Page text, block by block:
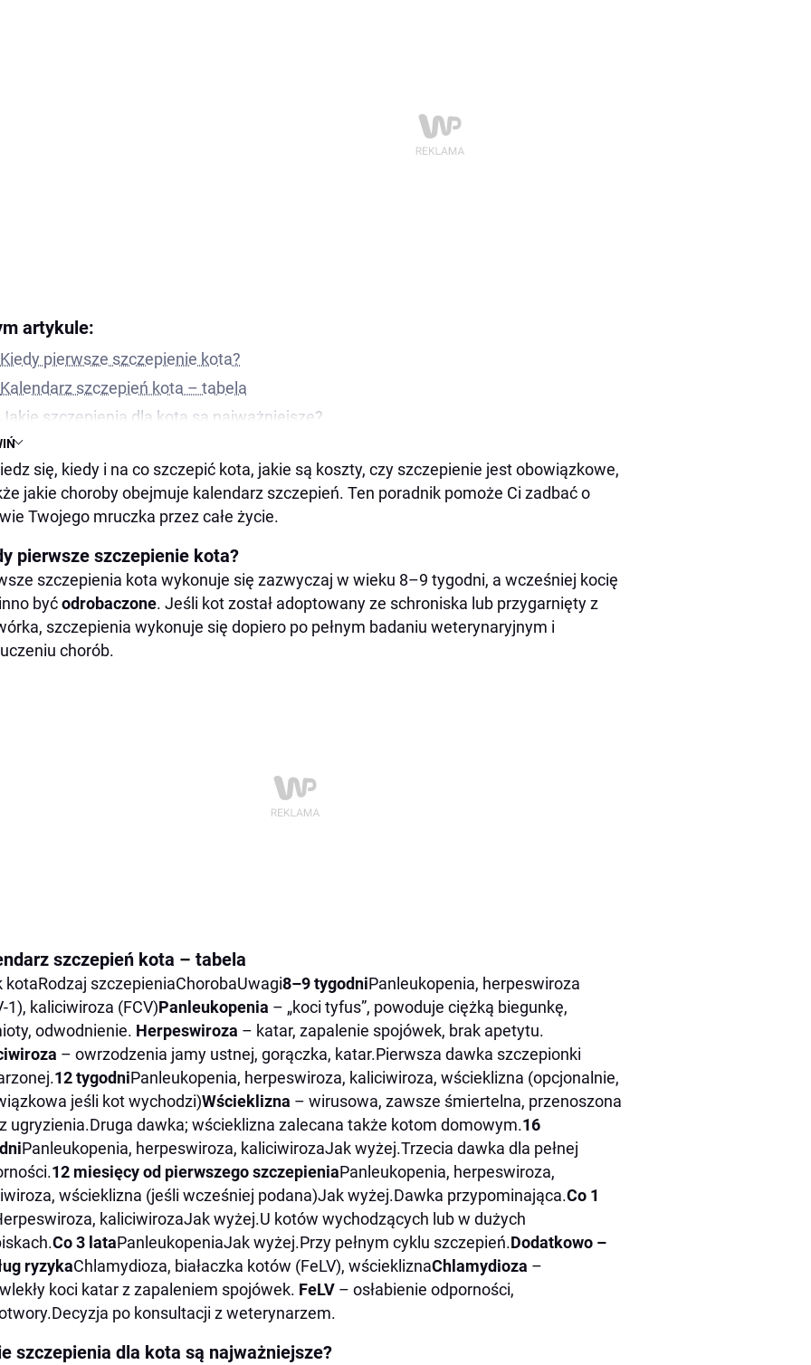
artykule:
Kiedy pierwsze szczepienie kota?
Kalendarz szczepień kota – tabela
Jakie szczepienia dla kota są najważniejsze?
Szczepienie kota na wściekliznę
Szczepienie kota na białaczkę (FeLV)
Szczepienie kota na chlamydiozę
Szczepienie kota na białaczkę (FeLV)
Koszt szczepień kota
Przygotowanie kota do szczepienia
Skutki uboczne szczepień u kota
się, kiedy i na co szczepić kota, jakie są koszty, czy szczepienie jest obowiązkowe,
jakie choroby obejmuje kalendarz szczepień. Ten poradnik pomoże Ci zadbać o
Twojego mruczka przez całe życie.
pierwsze szczepienie kota?
szczepienia kota wykonuje się zazwyczaj w wieku 8–9 tygodni, a wcześniej kocię
byćodrobaczone. Jeśli kot został adoptowany ze schroniska lub przygarnięty z
szczepienia wykonuje się dopiero po pełnym badaniu weterynaryjnym i
chorób.
szczepień kota – tabela
kotaRodzaj szczepieniaChorobaUwagi8–9 tygodniPanleukopenia, herpeswiroza
1), kaliciwiroza (FCV)Panleukopenia – „koci tyfus”, powoduje ciężką biegunkę,
odwodnienie. Herpeswiroza – katar, zapalenie spojówek, brak apetytu.
– owrzodzenia jamy ustnej, gorączka, katar.Pierwsza dawka szczepionki
12 tygodniPanleukopenia, herpeswiroza, kaliciwiroza, wścieklizna (opcjonalnie,
jeśli kot wychodzi)Wścieklizna – wirusowa, zawsze śmiertelna, przenoszona
ugryzienia.Druga dawka; wścieklizna zalecana także kotom domowym.16
Panleukopenia, herpeswiroza, kaliciwirozaJak wyżej.Trzecia dawka dla pełnej
12 miesięcy od pierwszego szczepieniaPanleukopenia, herpeswiroza,
wścieklizna (jeśli wcześniej podana)Jak wyżej.Dawka przypominająca.Co 1
kaliciwirozaJak wyżej.U kotów wychodzących lub w dużych
Co 3 lataPanleukopeniaJak wyżej.Przy pełnym cyklu szczepień.Dodatkowo –
ryzykaChlamydioza, białaczka kotów (FeLV), wściekliznaChlamydioza –
koci katar z zapaleniem spojówek. FeLV – osłabienie odporności,
po konsultacji z weterynarzem.
szczepienia dla kota są najważniejsze?